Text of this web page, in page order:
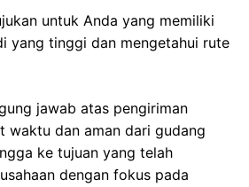
untuk Anda yang memiliki
yang tinggi dan mengetahui rute
jawab atas pengiriman
waktu dan aman dari gudang
ke tujuan yang telah
dengan fokus pada